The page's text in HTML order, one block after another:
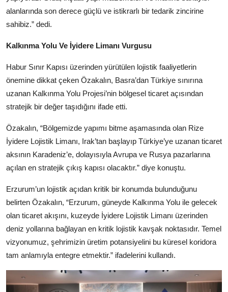
alanlarında son derece güçlü ve istikrarlı bir tedarik zincirine
sahibiz.” dedi.
Kalkınma Yolu Ve İyidere Limanı Vurgusu
Habur Sınır Kapısı üzerinden yürütülen lojistik faaliyetlerin
önemine dikkat çeken Özakalın, Basra’dan Türkiye sınırına
uzanan Kalkınma Yolu Projesi’nin bölgesel ticaret açısından
stratejik bir değer taşıdığını ifade etti.
Özakalın, “Bölgemizde yapımı bitme aşamasında olan Rize
İyidere Lojistik Limanı, Irak’tan başlayıp Türkiye’ye uzanan ticaret
aksının Karadeniz’e, dolayısıyla Avrupa ve Rusya pazarlarına
açılan en stratejik çıkış kapısı olacaktır.” diye konuştu.
Erzurum’un lojistik açıdan kritik bir konumda bulunduğunu
belirten Özakalın, “Erzurum, güneyde Kalkınma Yolu ile gelecek
olan ticaret akışını, kuzeyde İyidere Lojistik Limanı üzerinden
deniz yollarına bağlayan en kritik lojistik kavşak noktasıdır. Temel
vizyonumuz, şehrimizin üretim potansiyelini bu küresel koridora
tam anlamıyla entegre etmektir.” ifadelerini kullandı.